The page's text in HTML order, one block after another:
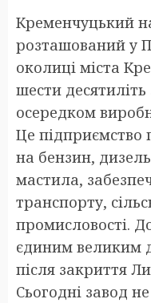
Кременчуцький
розташований у
околиці міста
шести
осередком
Це підприємство
на бензин,
мастила,
транспорту,
промисловості.
єдиним великим
після закриття
Сьогодні завод